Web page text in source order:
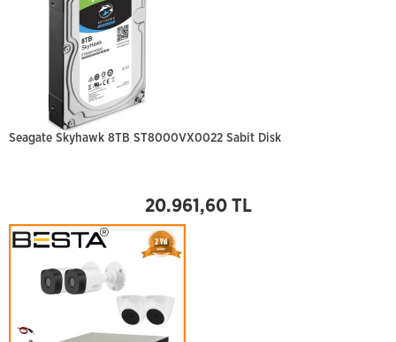
Seagate Skyhawk 8TB ST8000VX0022 Sabit Disk
20.961,60 TL